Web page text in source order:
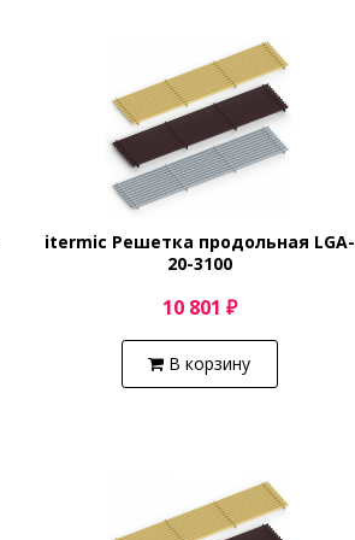
itermic Решетка продольная LGA-
20-3100
10 801 ₽
В корзину